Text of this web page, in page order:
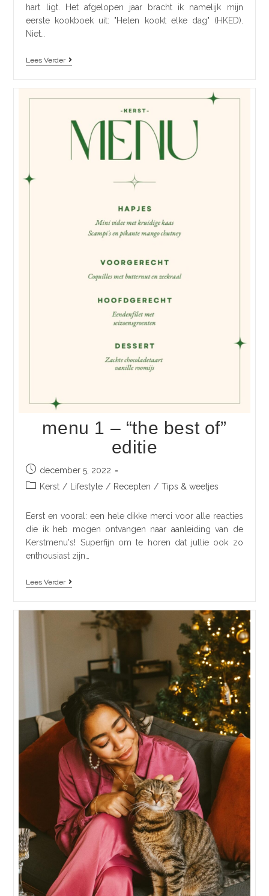
hart ligt. Het afgelopen jaar bracht ik namelijk mijn
eerste kookboek uit: "Helen kookt elke dag" (HKED).
Niet…
Lees Verder
menu 1 – “the best of”
editie
december 5, 2022
Kerst / Lifestyle / Recepten / Tips & weetjes
Eerst en vooral: een hele dikke merci voor alle reacties
die ik heb mogen ontvangen naar aanleiding van de
Kerstmenu's! Superfijn om te horen dat jullie ook zo
enthousiast zijn…
Lees Verder